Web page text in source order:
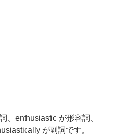
、enthusiastic が形容詞、
が副詞です。